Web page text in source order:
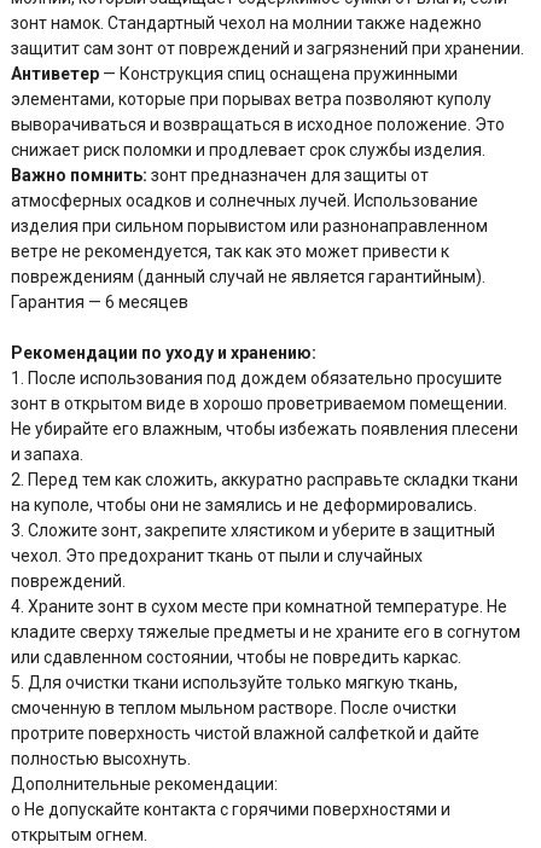
зонт намок. Стандартный чехол на молнии также надежно
защитит сам зонт от повреждений и загрязнений при хранении.
Антиветер — Конструкция спиц оснащена пружинными
элементами, которые при порывах ветра позволяют куполу
выворачиваться и возвращаться в исходное положение. Это
снижает риск поломки и продлевает срок службы изделия.
Важно помнить: зонт предназначен для защиты от
атмосферных осадков и солнечных лучей. Использование
изделия при сильном порывистом или разнонаправленном
ветре не рекомендуется, так как это может привести к
повреждениям (данный случай не является гарантийным).
Гарантия — 6 месяцев
Рекомендации по уходу и хранению:
1. После использования под дождем обязательно просушите
зонт в открытом виде в хорошо проветриваемом помещении.
Не убирайте его влажным, чтобы избежать появления плесени
и запаха.
2. Перед тем как сложить, аккуратно расправьте складки ткани
на куполе, чтобы они не замялись и не деформировались.
3. Сложите зонт, закрепите хлястиком и уберите в защитный
чехол. Это предохранит ткань от пыли и случайных
повреждений.
4. Храните зонт в сухом месте при комнатной температуре. Не
кладите сверху тяжелые предметы и не храните его в согнутом
или сдавленном состоянии, чтобы не повредить каркас.
5. Для очистки ткани используйте только мягкую ткань,
смоченную в теплом мыльном растворе. После очистки
протрите поверхность чистой влажной салфеткой и дайте
полностью высохнуть.
Дополнительные рекомендации:
o Не допускайте контакта с горячими поверхностями и
открытым огнем.